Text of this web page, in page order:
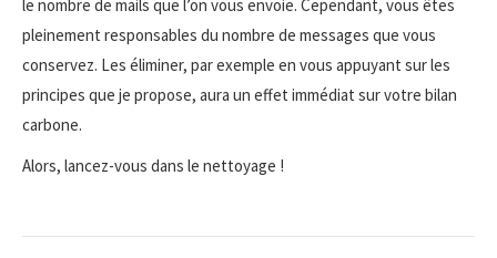
le nombre de mails que l’on vous envoie. Cependant, vous êtes
pleinement responsables du nombre de messages que vous
conservez. Les éliminer, par exemple en vous appuyant sur les
principes que je propose, aura un effet immédiat sur votre bilan
carbone.
Alors, lancez-vous dans le nettoyage !